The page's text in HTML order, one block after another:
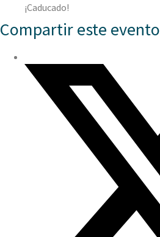
¡Caducado!
Compartir este evento